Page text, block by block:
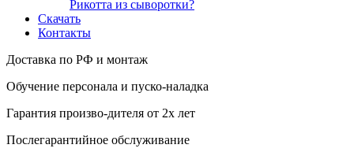
Рикотта из сыворотки?
Скачать
Контакты
Доставка по РФ и монтаж
Обучение персонала и пуско-наладка
Гарантия произво-дителя от 2х лет
Послегарантийное обслуживание